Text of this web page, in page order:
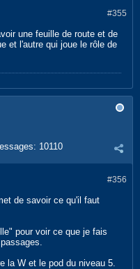
#355
une feuille de route et de
et l'autre qui joue le rôle de
10110
#356
de savoir ce qu'il faut
pour voir ce que je fais
la W et le pod du niveau 5.